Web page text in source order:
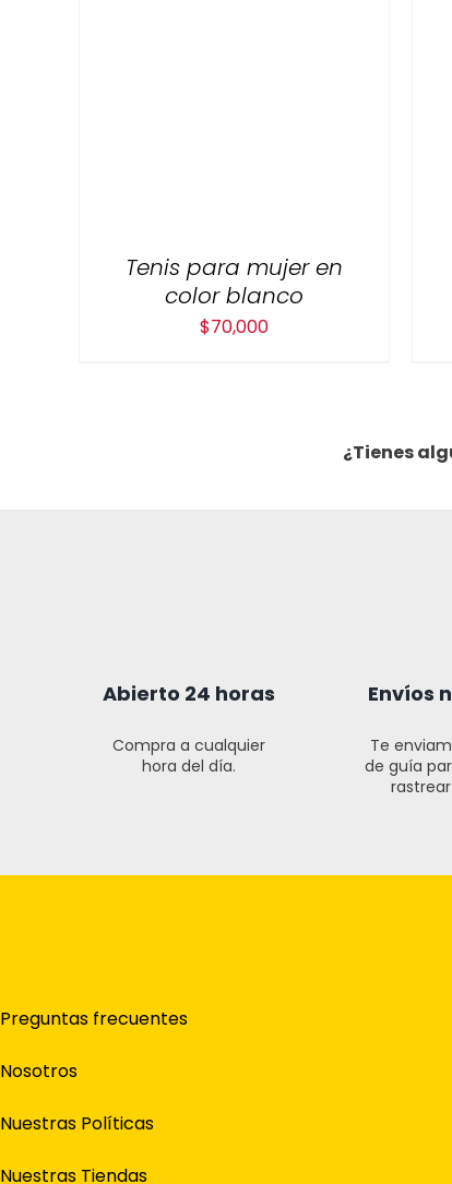
Tenis para mujer en
color blanco
$70,000
¿Tienes
Abierto 24 horas
Compra a cualquier
hora del día.
Envíos
Te
de guía
Preguntas frecuentes
Nosotros
Nuestras Políticas
Nuestras Tiendas